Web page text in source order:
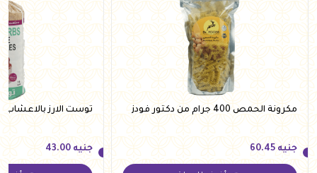
مكرونة الحمص 400 جرام من دكتور فودز
جنيه 60.45
توست الارز بالاعشاب 125 جرام من كينج ام
جنيه 43.00